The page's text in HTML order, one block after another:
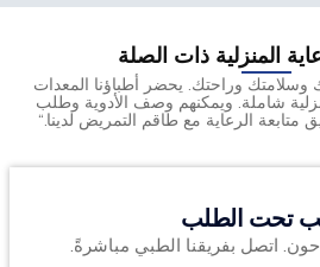
المنزلية ذات الصلة
وسلامتك وراحتك. يحضر أطباؤنا المعدات
شاملة. ويمكنهم وصف الأدوية وطلب
متابعة الرعاية مع طاقم التمريض لدينا.“
تحت الطلب
اتصل بفريقنا الطبي مباشرةً.